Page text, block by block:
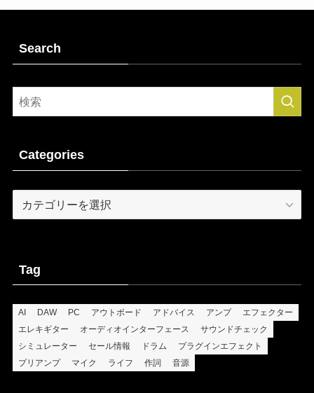
Search
Categories
Categories
Tag
AI DAW PC アウトボード アドバイス アンプ
エフェクター
エレキギター
オーディオインターフェース
サウンドチェック
シミュレーター
セール情報 ドラム
プラグインエフェクト
プリアンプ
マイク ライフ 作詞 音源